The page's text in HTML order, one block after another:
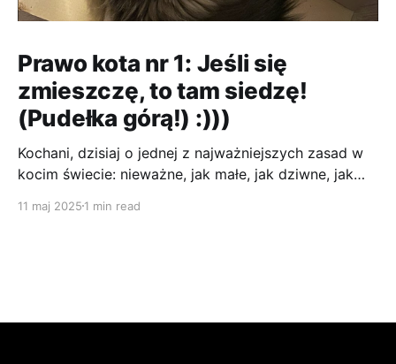
Prawo kota nr 1: Jeśli się
zmieszczę, to tam siedzę!
(Pudełka górą!) :)))
Kochani, dzisiaj o jednej z najważniejszych zasad w
kocim świecie: nieważne, jak małe, jak dziwne, jak
zmieścić! :P To jest jak magnes! Człowieki kupują te
11 maj 2025 1 min read